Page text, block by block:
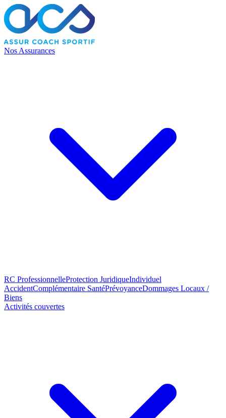
Nos Assurances
RC ProfessionnelleProtection JuridiqueIndividuel
AccidentComplémentaire SantéPrévoyanceDommages Locaux /
Biens
Activités couvertes